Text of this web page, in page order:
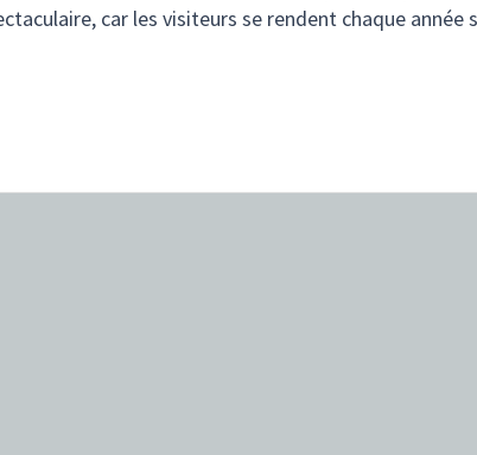
car les visiteurs se rendent chaque